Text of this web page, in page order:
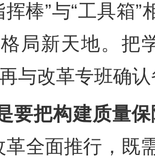
挥棒”与“工具箱
局新天地。把
与改革专班确
要把构建质量
革全面推行，既